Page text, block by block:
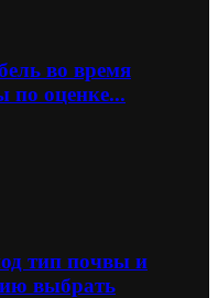
во время
по оценке...
тип почвы и
выбрать